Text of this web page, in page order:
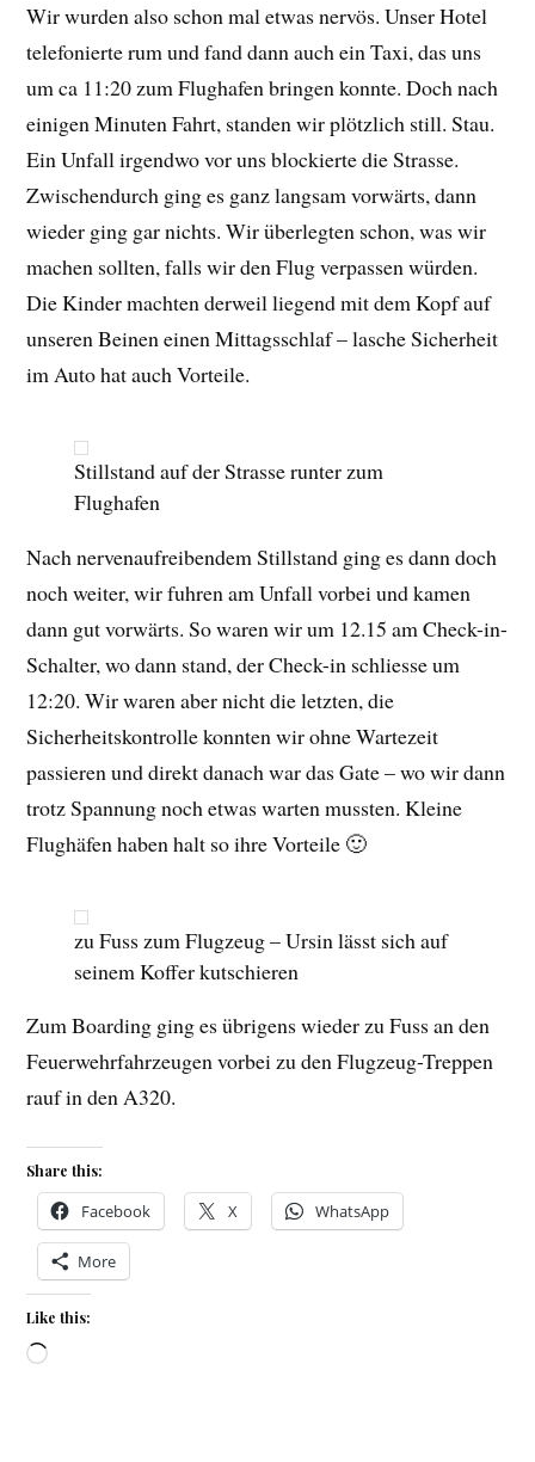
Wir wurden also schon mal etwas nervös. Unser Hotel
telefonierte rum und fand dann auch ein Taxi, das uns
um ca 11:20 zum Flughafen bringen konnte. Doch nach
einigen Minuten Fahrt, standen wir plötzlich still. Stau.
Ein Unfall irgendwo vor uns blockierte die Strasse.
Zwischendurch ging es ganz langsam vorwärts, dann
wieder ging gar nichts. Wir überlegten schon, was wir
machen sollten, falls wir den Flug verpassen würden.
Die Kinder machten derweil liegend mit dem Kopf auf
unseren Beinen einen Mittagsschlaf – lasche Sicherheit
im Auto hat auch Vorteile.
Stillstand auf der Strasse runter zum
Flughafen
Nach nervenaufreibendem Stillstand ging es dann doch
noch weiter, wir fuhren am Unfall vorbei und kamen
dann gut vorwärts. So waren wir um 12.15 am Check-in-
Schalter, wo dann stand, der Check-in schliesse um
12:20. Wir waren aber nicht die letzten, die
Sicherheitskontrolle konnten wir ohne Wartezeit
passieren und direkt danach war das Gate – wo wir dann
trotz Spannung noch etwas warten mussten. Kleine
Flughäfen haben halt so ihre Vorteile 🙂
zu Fuss zum Flugzeug – Ursin lässt sich auf
seinem Koffer kutschieren
Zum Boarding ging es übrigens wieder zu Fuss an den
Feuerwehrfahrzeugen vorbei zu den Flugzeug-Treppen
rauf in den A320.
Share this:
Facebook X WhatsApp
More
Like this:
Loading…